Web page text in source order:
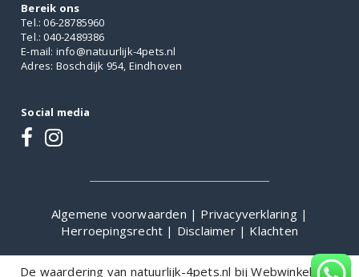
Bereik ons
Tel.: 06-28785960
Tel.: 040-2489386
E-mail: info@natuurlijk-4pets.nl
Adres: Boschdijk 954, Eindhoven
Social media
Algemene voorwaarden | Privacyverklaring |
Herroepingsrecht | Disclaimer | Klachten
De waardering van natuurlijk-4pets.nl bijWebwinkelKeur